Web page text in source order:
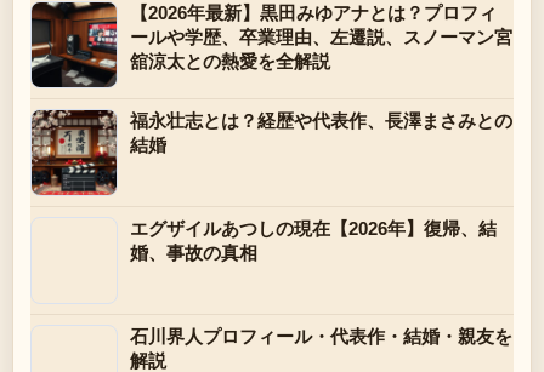
【2026年最新】黒田みゆアナとは？プロフィ
ールや学歴、卒業理由、左遷説、スノーマン宮
舘涼太との熱愛を全解説
福永壮志とは？経歴や代表作、長澤まさみとの
結婚
エグザイルあつしの現在【2026年】復帰、結
婚、事故の真相
石川界人プロフィール・代表作・結婚・親友を
解説